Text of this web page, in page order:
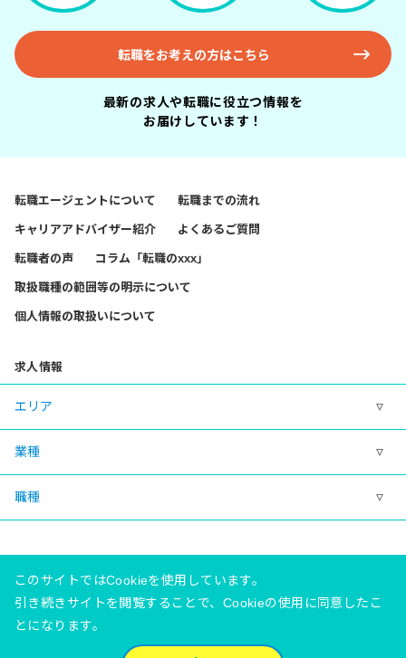
転職をお考えの方はこちら
最新の求人や転職に役立つ情報を
お届けしています！
転職エージェントについて 転職までの流れ
キャリアアドバイザー紹介 よくあるご質問
転職者の声 コラム「転職のxxx」
取扱職種の範囲等の明示について
個人情報の取扱いについて
求人情報
エリア
業種
職種
有料職業紹介事業許可番号 23‐ユ‐020081
このサイトではCookieを使用しています。
引き続きサイトを閲覧することで、Cookieの使用に同意したこ
とになります。